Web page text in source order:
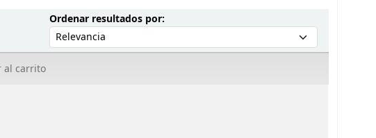
Ordenar resultados por:Ordenar por:
al carrito